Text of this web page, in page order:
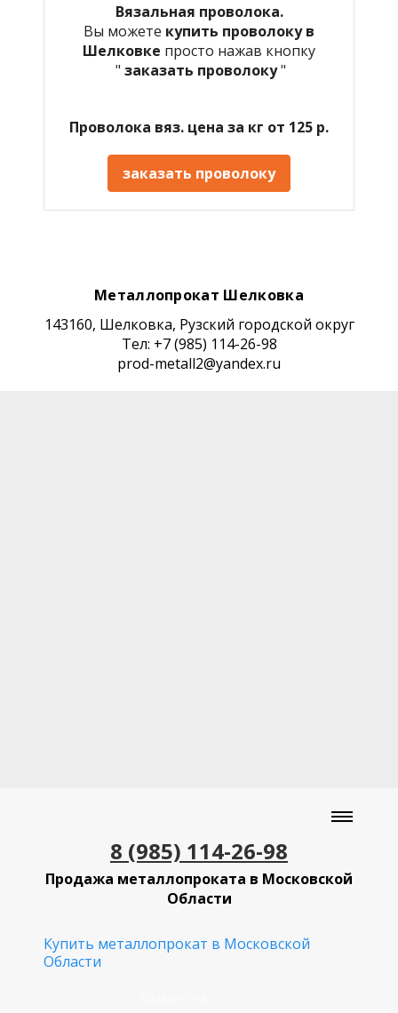
Вязальная проволока.
Вы можете купить проволоку в
Шелковке просто нажав кнопку
" заказать проволоку"
Проволока вяз. цена за кг от 125 р.
заказать проволоку
Металлопрокат Шелковка
143160, Шелковка, Рузский городской округ
Тел: +7 (985) 114-26-98
prod-metall2@yandex.ru
8 (985) 114-26-98
Продажа металлопроката в Московской
Области
Купить металлопрокат в Московской
Области